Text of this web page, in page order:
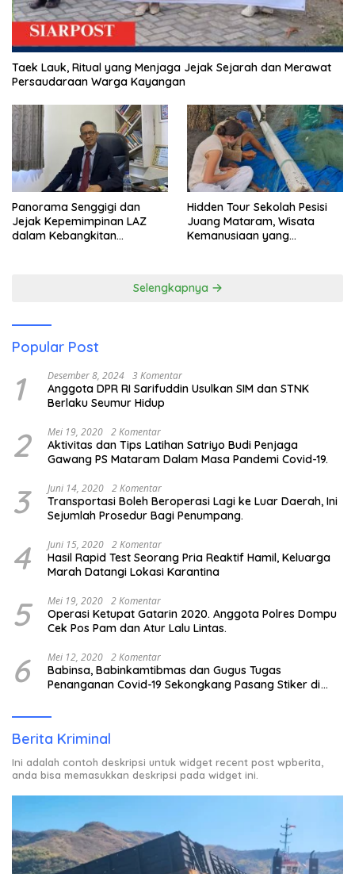
Taek Lauk, Ritual yang Menjaga Jejak Sejarah dan Merawat
Persaudaraan Warga Kayangan
Panorama Senggigi dan
Jejak Kepemimpinan LAZ
dalam Kebangkitan
Hidden Tour Sekolah Pesisi
Juang Mataram, Wisata
Kemanusiaan yang
Selengkapnya
Popular Post
1 Desember 8, 2024 3 Komentar
Anggota DPR RI Sarifuddin Usulkan SIM dan STNK
Berlaku Seumur Hidup
2 Mei 19, 2020 2 Komentar
Aktivitas dan Tips Latihan Satriyo Budi Penjaga
Gawang PS Mataram Dalam Masa Pandemi Covid-19.
3 Juni 14, 2020 2 Komentar
Transportasi Boleh Beroperasi Lagi ke Luar Daerah, Ini
Sejumlah Prosedur Bagi Penumpang.
4 Juni 15, 2020 2 Komentar
Hasil Rapid Test Seorang Pria Reaktif Hamil, Keluarga
Marah Datangi Lokasi Karantina
5 Mei 19, 2020 2 Komentar
Operasi Ketupat Gatarin 2020. Anggota Polres Dompu
Cek Pos Pam dan Atur Lalu Lintas.
6 Mei 12, 2020 2 Komentar
Babinsa, Babinkamtibmas dan Gugus Tugas
Penanganan Covid-19 Sekongkang Pasang Stiker di
Berita Kriminal
Ini adalah contoh deskripsi untuk widget recent post wpberita,
anda bisa memasukkan deskripsi pada widget ini.